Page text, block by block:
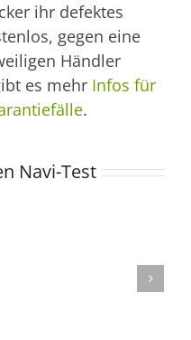
ihr defektes
gegen eine
Händler
es mehr Infos für
.
Navi-Test